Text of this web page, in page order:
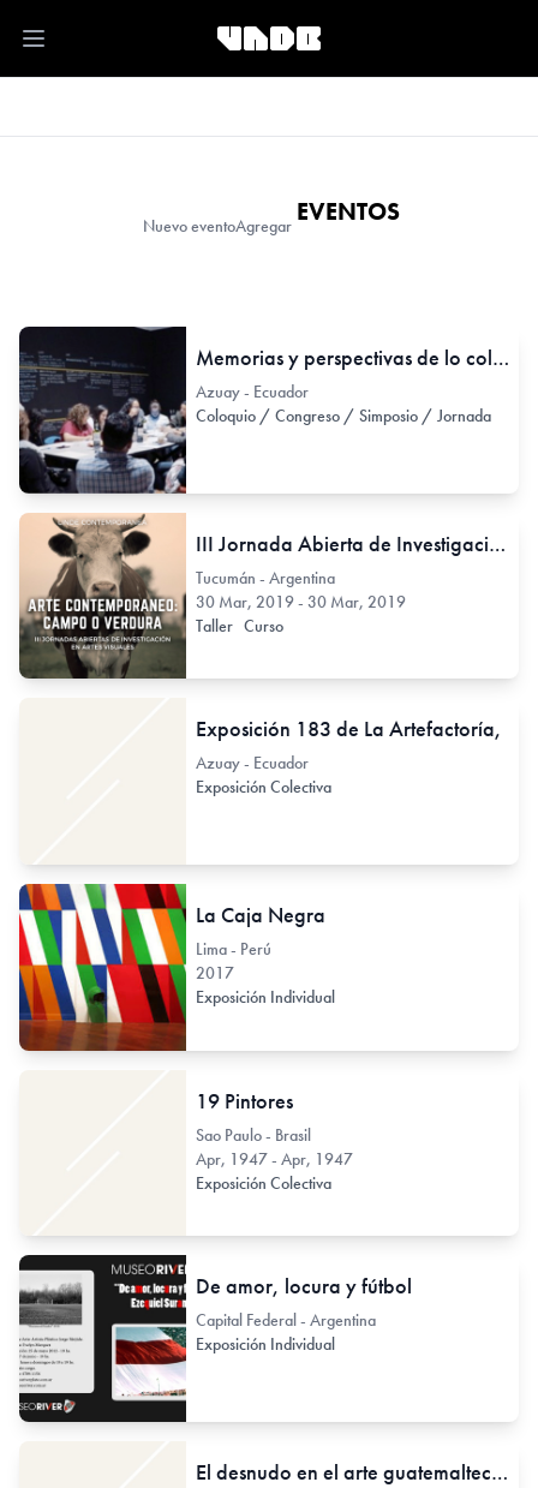
Open main menu
Nuevo eventoAgregar EVENTOS
Memorias y perspectivas de lo colectivo. Entre la gestión cultural y las prácticas artísticas contemporáneas 2000 a 2007
Azuay - Ecuador
Coloquio / Congreso / Simposio / Jornada
III Jornada Abierta de Investigación en Artes - Arte contemporáneo: Campo o Verdura
Tucumán - Argentina
30 Mar, 2019 - 30 Mar, 2019
Taller Curso
Exposición 183 de La Artefactoría,
Azuay - Ecuador
Exposición Colectiva
La Caja Negra
Lima - Perú
2017
Exposición Individual
19 Pintores
Sao Paulo - Brasil
Apr, 1947 - Apr, 1947
Exposición Colectiva
De amor, locura y fútbol
Capital Federal - Argentina
Exposición Individual
El desnudo en el arte guatemalteco en el Archivo FUNBA